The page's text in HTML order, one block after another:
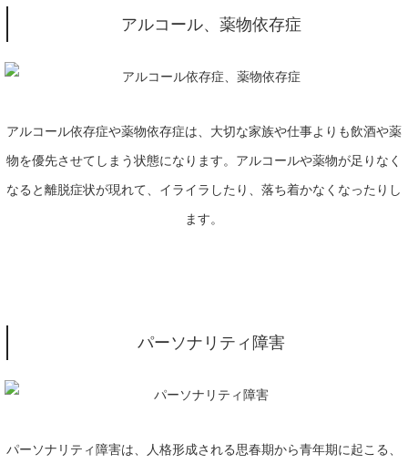
アルコール、薬物依存症
アルコール依存症や薬物依存症は、大切な家族や仕事よりも飲酒や薬
物を優先させてしまう状態になります。アルコールや薬物が足りなく
なると離脱症状が現れて、イライラしたり、落ち着かなくなったりし
ます。
パーソナリティ障害
パーソナリティ障害は、人格形成される思春期から青年期に起こる、